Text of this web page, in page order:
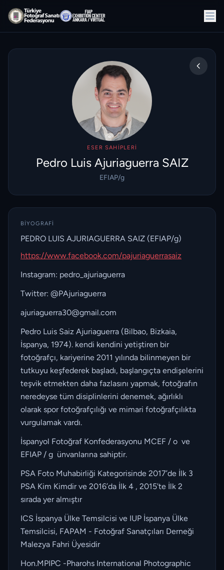
ESER SAHIPLERI
Pedro Luis Ajuriaguerra SAIZ
EFIAP/g
BIYOGRAFI
PEDRO LUIS AJURIAGUERRA SAIZ (EFIAP/g)
https://www.facebook.com/pajuriaguerrasaiz
Instagram: pedro_ajuriaguerra
Twitter: @PAjuriaguerra
ajuriaguerra30@gmail.com
Pedro Luis Saiz Ajuriaguerra (Bilbao, Bizkaia,
İspanya, 1974). kendi kendini yetiştiren bir
fotoğrafçı, kariyerine 2011 yılında bilinmeyen bir
tutkuyu keşfederek başladı, başlangıçta endişelerini
teşvik etmekten daha fazlasını yapmak, fotoğrafın
neredeyse tüm disiplinlerini denemek, ağırlıklı
olarak spor fotoğrafçılığı ve mimari fotoğrafçılıkta
vurgulamak vardı.
İspanyol Fotoğraf Konfederasyonu MCEF / o ve
EFIAP / g ünvanlarına sahiptir.
PSA Foto Muhabirliği Kategorisinde 2017’de İlk 3
PSA Kim Kimdir ve 2016’da İlk 4 , 2015'te İlk 2
sırada yer almıştır
ICS İspanya Ülke Temsilcisi ve IUP İspanya Ülke
Temsilcisi, FAPAM - Fotoğraf Sanatçıları Derneği
Malezya Fahri Üyesidir
Hon.MPIPC -Pharohs International Photographic